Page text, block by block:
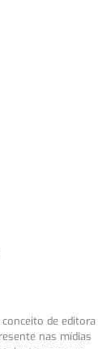
de editora
nas mídias